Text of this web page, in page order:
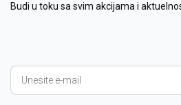
Budi u toku sa svim akcijama i